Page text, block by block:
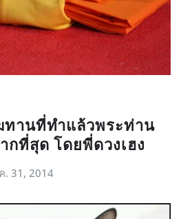
านที่ทำแล้วพระท่าน
ที่สุด โดยพี่ดวงเฮง
. 31, 2014